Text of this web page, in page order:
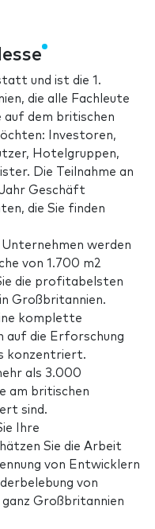
und ist die 1.
die alle Fachleute
auf dem britischen
Investoren,
Hotelgruppen,
Die Teilnahme an
Jahr Geschäft
die Sie finden
werden
von 1.700 m2
die profitabelsten
Großbritannien.
komplette
auf die Erforschung
konzentriert.
als 3.000
am britischen
sind.
Ihre
Sie die Arbeit
von Entwicklern
von
Großbritannien